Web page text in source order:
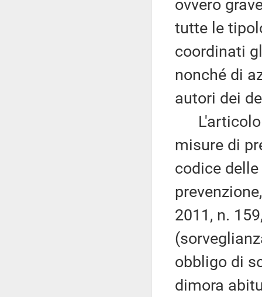
ovvero
tutte le
coordinati
nonché di
autori dei
L'articolo
misure di
codice
2011, n.
obbligo di
dimora